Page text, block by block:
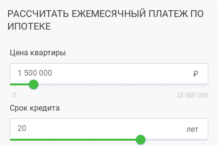
РАССЧИТАТЬ ЕЖЕМЕСЯЧНЫЙ ПЛАТЕЖ ПО
ИПОТЕКЕ
Цена квартиры
0 15 000 000
Срок кредита